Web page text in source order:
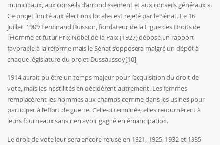
municipaux, aux conseils d’arrondissement et aux conseils généraux ».
Ce projet limité aux élections locales est rejeté par le Sénat. Le 16
Juillet 1909 Ferdinand Buisson, fondateur de la Ligue des Droits de
l’Homme et futur Prix Nobel de la Paix (1927) dépose un rapport
favorable à la réforme mais le Sénat s’opposera malgré un dépôt à
chaque législature du projet Dussaussoy[10]
1914 aurait pu être un temps majeur pour l’acquisition du droit de
vote, mais les hostilités en décidèrent autrement. Les femmes
remplacèrent les hommes aux champs comme dans les usines pour
participer à l’effort de guerre. Celle-ci terminée, elles retournèrent à
leurs fourneaux sans rien avoir gagné en émancipation.
Le droit de vote leur sera encore refusé en 1921, 1925, 1932 et 1935